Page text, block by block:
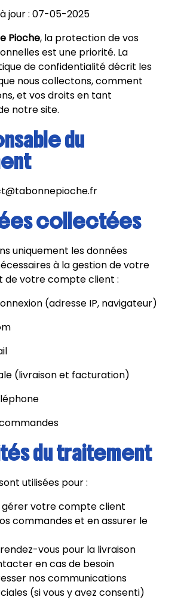
jour : 07-05-2025
Pioche, la protection de vos
est une priorité. La
de confidentialité décrit les
nous collectons, comment
et vos droits en tant
notre site.
du
collectées
uniquement les données
à la gestion de votre
de votre compte client :
(adresse IP, navigateur)
(livraison et facturation)
du traitement
utilisées pour :
votre compte client
commandes et en assurer le
vous pour la livraison
en cas de besoin
nos communications
(si vous y avez consenti)